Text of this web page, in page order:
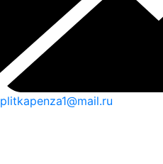
plitkapenza1@mail.ru